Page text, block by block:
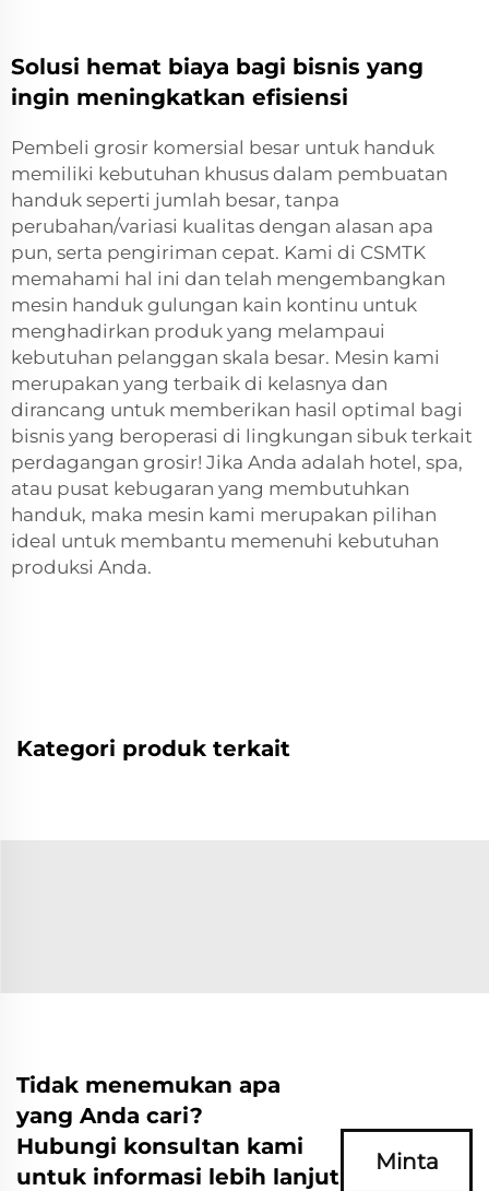
Solusi hemat biaya bagi bisnis yang
ingin meningkatkan efisiensi
Pembeli grosir komersial besar untuk handuk
memiliki kebutuhan khusus dalam pembuatan
handuk seperti jumlah besar, tanpa
perubahan/variasi kualitas dengan alasan apa
pun, serta pengiriman cepat. Kami di CSMTK
memahami hal ini dan telah mengembangkan
mesin handuk gulungan kain kontinu untuk
menghadirkan produk yang melampaui
kebutuhan pelanggan skala besar. Mesin kami
merupakan yang terbaik di kelasnya dan
dirancang untuk memberikan hasil optimal bagi
bisnis yang beroperasi di lingkungan sibuk terkait
perdagangan grosir! Jika Anda adalah hotel, spa,
atau pusat kebugaran yang membutuhkan
handuk, maka mesin kami merupakan pilihan
ideal untuk membantu memenuhi kebutuhan
produksi Anda.
Kategori produk terkait
Tidak menemukan apa
yang Anda cari?
Hubungi konsultan kami
untuk informasi lebih lanjut
Minta